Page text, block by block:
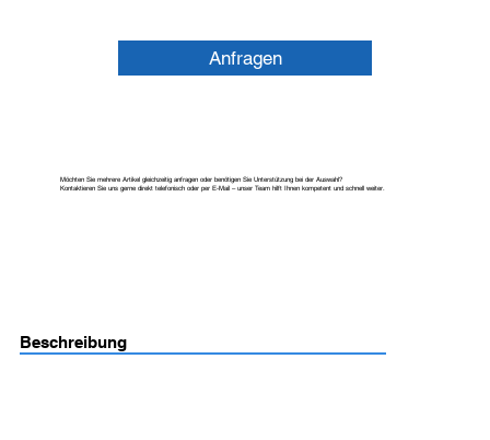
Anfragen
Möchten Sie mehrere Artikel gleichzeitig anfragen oder benötigen Sie Unterstützung bei der Auswahl?
Kontaktieren Sie uns gerne direkt telefonisch oder per E-Mail – unser Team hilft Ihnen kompetent und schnell weiter.
Beschreibung